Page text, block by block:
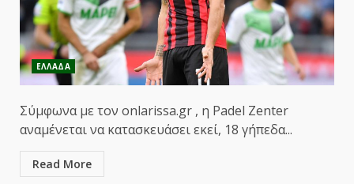
ΕΛΛΑΔΑ
Σύμφωνα με τον onlarissa.gr , η Padel Zenter
αναμένεται να κατασκευάσει εκεί, 18 γήπεδα...
Read More